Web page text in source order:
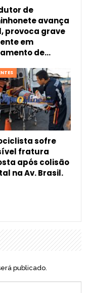
de
avança
provoca grave
em
de…
sofre
fratura
após colisão
na Av. Brasil.
publicado.